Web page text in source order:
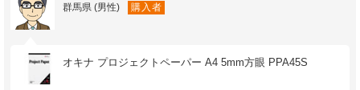
群馬県 (男性)
購入者
オキナ プロジェクトペーパー A4 5mm方眼 PPA45S